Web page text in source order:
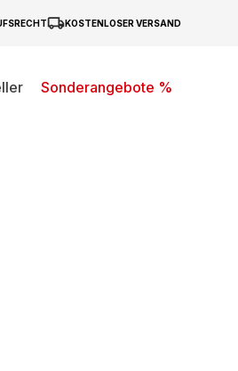
KOSTENLOSER VERSAND
Sonderangebote %